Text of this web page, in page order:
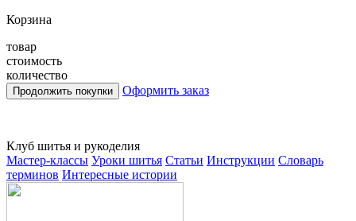
Корзина
товар
стоимость
количество
Оформить заказ
Клуб шитья и рукоделия
Мастер-классы Уроки шитья Статьи Инструкции Словарь
терминов Интересные истории